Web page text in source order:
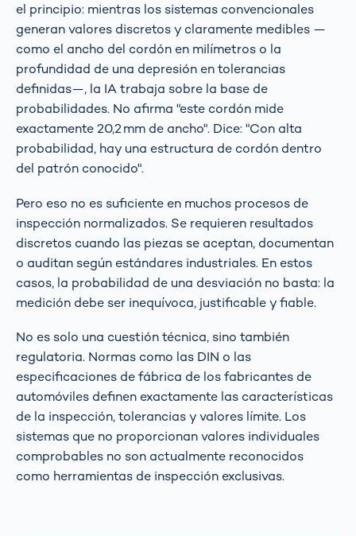
el principio: mientras los sistemas convencionales
generan valores discretos y claramente medibles —
como el ancho del cordón en milímetros o la
profundidad de una depresión en tolerancias
definidas—, la IA trabaja sobre la base de
probabilidades. No afirma "este cordón mide
exactamente 20,2 mm de ancho". Dice: "Con alta
probabilidad, hay una estructura de cordón dentro
del patrón conocido".
Pero eso no es suficiente en muchos procesos de
inspección normalizados. Se requieren resultados
discretos cuando las piezas se aceptan, documentan
o auditan según estándares industriales. En estos
casos, la probabilidad de una desviación no basta: la
medición debe ser inequívoca, justificable y fiable.
No es solo una cuestión técnica, sino también
regulatoria. Normas como las DIN o las
especificaciones de fábrica de los fabricantes de
automóviles definen exactamente las características
de la inspección, tolerancias y valores límite. Los
sistemas que no proporcionan valores individuales
comprobables no son actualmente reconocidos
como herramientas de inspección exclusivas.